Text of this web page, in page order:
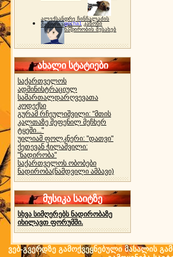
ალექსანდრე ჩინჩალაძის
მემორიალიgocha1 კანონი
ნადირობის შესახებ
ახალი სტატიები
საქართველოს
ადმინისტრაციულ
სამართალდარღვევათა
კოდექსი
გურამ რჩეულიშვილი: "მთის
კალთაზე შეფენილ მეჩხერ
ტყეში..."
უილიამ ფოლკნერი: "დათვი"
ქეთევან ჭილაშვილი:
"ნადირობა"
საქართველოს ობობები
ნადირობა(ნამდვილი ამბავი)
მუსიკა საიტზე
სხვა სიმღერებს ნადირობაზე
იხილავთ ფორუმში.
ვებ-გვერდზე გამოქვეყნებული მასალის